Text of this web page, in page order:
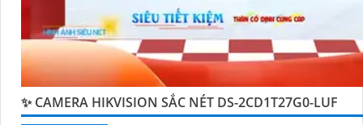
✨ CAMERA HIKVISION SẮC NÉT DS-2CD1T27G0-LUF